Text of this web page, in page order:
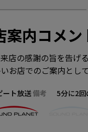
案内コメン
店の感謝の旨を告げ
お店でのご案内とし
ート放送備考 5分に2